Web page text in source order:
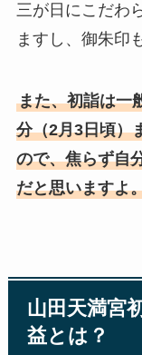
三が日にこだわ
ますし、御朱印
また、初詣は一
分（2月3日頃）
ので、焦らず自
だと思いますよ
山田天満宮
益とは？